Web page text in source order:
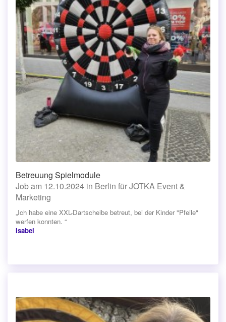
Betreuung Spielmodule
Job am 12.10.2024 in Berlin für JOTKA Event &
Marketing
„Ich habe eine XXL-Dartscheibe betreut, bei der Kinder "Pfeile"
werfen konnten. “
Isabel